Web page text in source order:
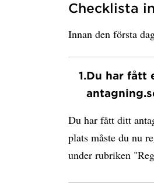
Checklista
Innan den första
1.Du har fått
Du har fått ditt
plats måste du nu
under rubriken